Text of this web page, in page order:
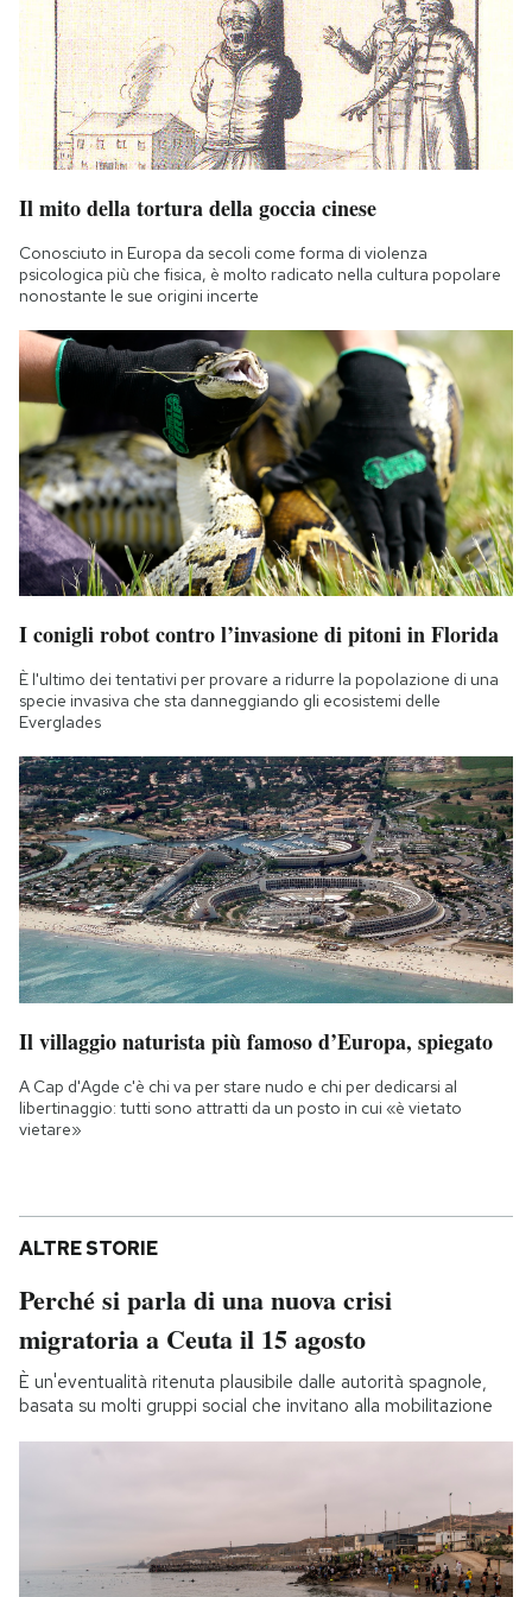
Il mito della tortura della goccia cinese
Conosciuto in Europa da secoli come forma di violenza
psicologica più che fisica, è molto radicato nella cultura popolare
nonostante le sue origini incerte
I conigli robot contro l’invasione di pitoni in Florida
È l'ultimo dei tentativi per provare a ridurre la popolazione di una
specie invasiva che sta danneggiando gli ecosistemi delle
Everglades
Il villaggio naturista più famoso d’Europa, spiegato
A Cap d'Agde c'è chi va per stare nudo e chi per dedicarsi al
libertinaggio: tutti sono attratti da un posto in cui «è vietato
vietare»
ALTRE STORIE
Perché si parla di una nuova crisi
migratoria a Ceuta il 15 agosto
È un'eventualità ritenuta plausibile dalle autorità spagnole,
basata su molti gruppi social che invitano alla mobilitazione